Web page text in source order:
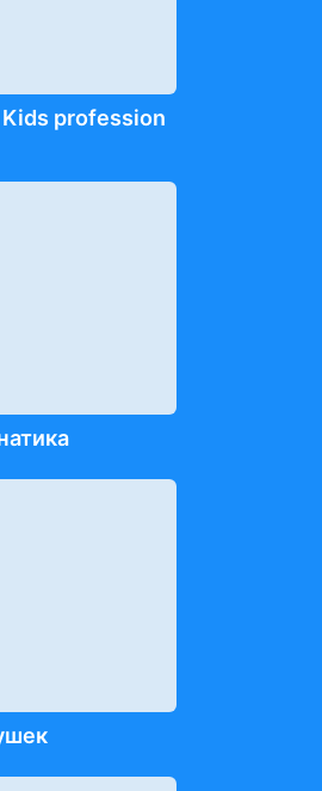
profession